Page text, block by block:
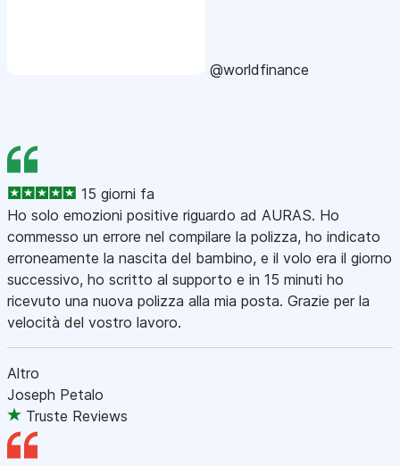
@worldfinance
15 giorni fa
Ho solo emozioni positive riguardo ad AURAS. Ho
commesso un errore nel compilare la polizza, ho indicato
erroneamente la nascita del bambino, e il volo era il giorno
successivo, ho scritto al supporto e in 15 minuti ho
ricevuto una nuova polizza alla mia posta. Grazie per la
velocità del vostro lavoro.
Altro
Joseph Petalo
Truste Reviews